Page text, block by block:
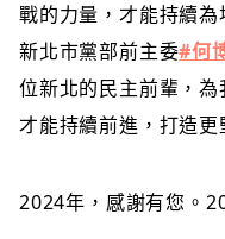
戰的力量，才能持續
新北市黨部前主委#何
位新北的民主前輩，
才能持續前進，打造更
2024年，感謝有您。